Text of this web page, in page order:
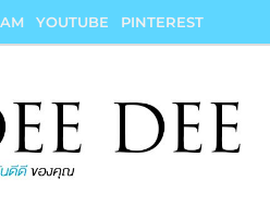
YOUTUBE PINTEREST